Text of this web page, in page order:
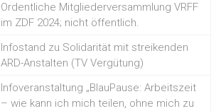
Ordentliche Mitgliederversammlung VRFF
im ZDF 2024; nicht öffentlich.
Infostand zu Solidarität mit streikenden
ARD-Anstalten (TV Vergütung)
Infoveranstaltung „BlauPause: Arbeitszeit
– wie kann ich mich teilen, ohne mich zu